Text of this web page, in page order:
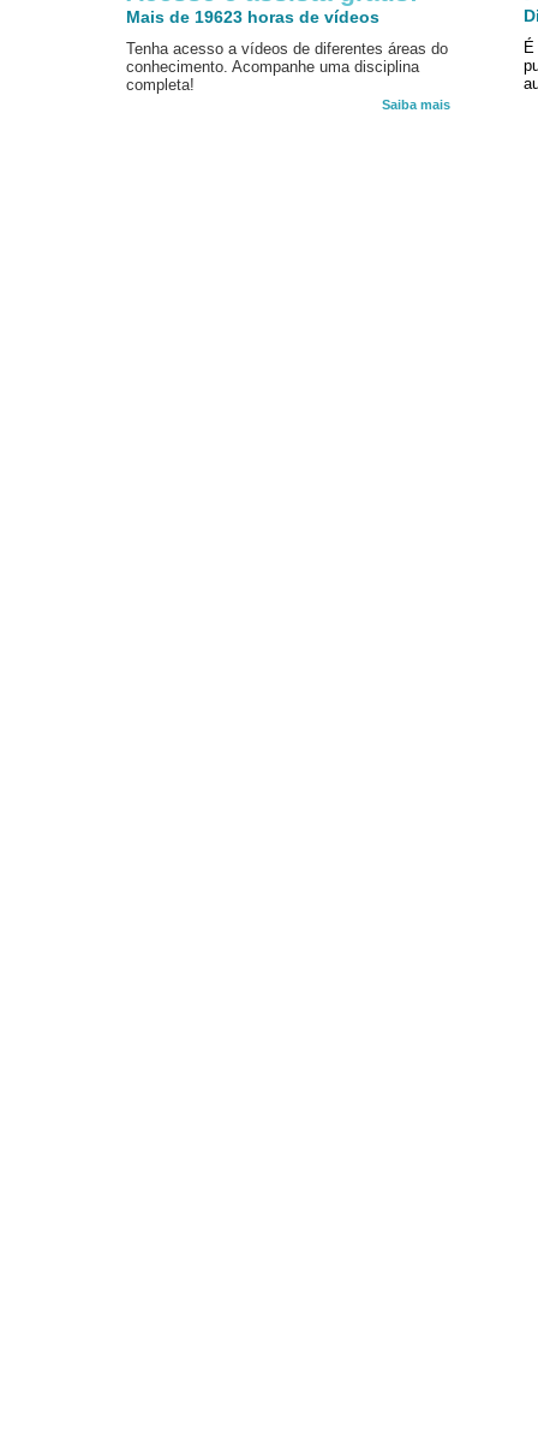
Mais de 19623 horas de vídeos
Tenha acesso a vídeos de diferentes áreas do
conhecimento. Acompanhe uma disciplina
completa!
Saiba mais